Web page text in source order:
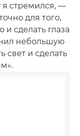
я стремился, —
для того,
сделать глаза
небольшую
свет и сделать